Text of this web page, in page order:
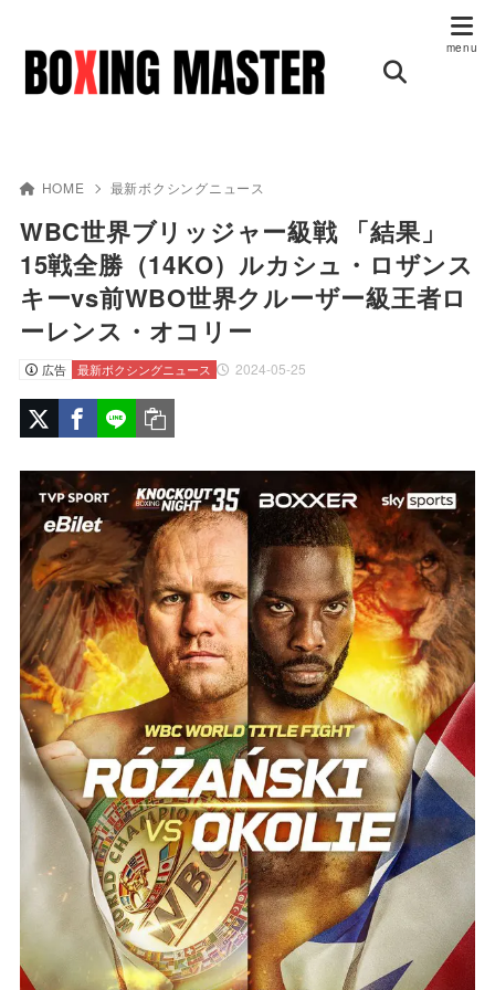
HOME 最新ボクシングニュース
WBC世界ブリッジャー級戦 「結果」
15戦全勝（14KO）ルカシュ・ロザンス
キーvs前WBO世界クルーザー級王者ロ
ーレンス・オコリー
広告 2024-05-25
最新ボクシングニュース